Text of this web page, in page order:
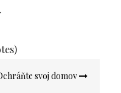
svoj domov